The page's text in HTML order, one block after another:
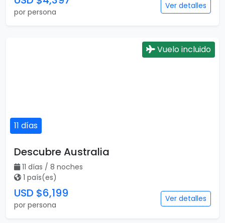
por persona
Ver detalles
11 días
Vuelo incluido
Descubre Australia
11 días / 8 noches
1 país(es)
USD $6,199
por persona
Ver detalles